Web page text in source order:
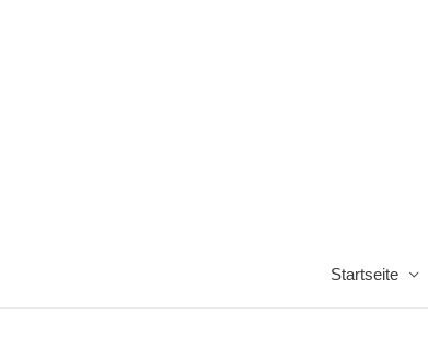
Startseite